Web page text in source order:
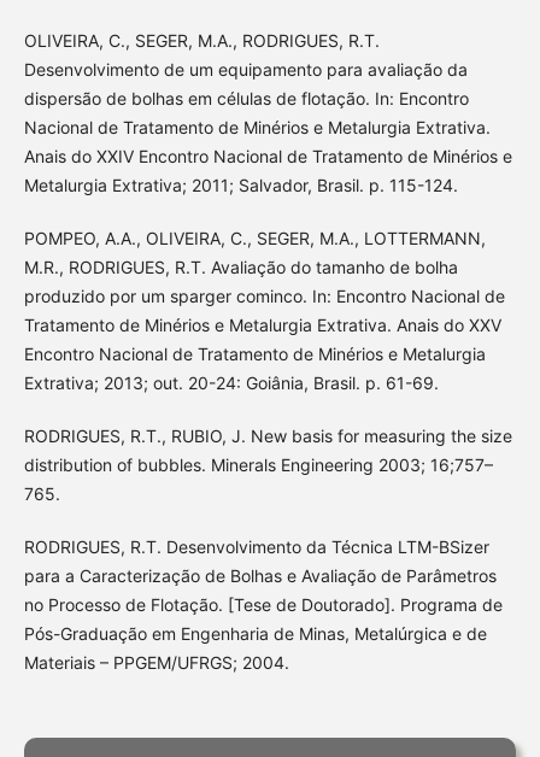
OLIVEIRA, C., SEGER, M.A., RODRIGUES, R.T.
Desenvolvimento de um equipamento para avaliação da
dispersão de bolhas em células de flotação. In: Encontro
Nacional de Tratamento de Minérios e Metalurgia Extrativa.
Anais do XXIV Encontro Nacional de Tratamento de Minérios e
Metalurgia Extrativa; 2011; Salvador, Brasil. p. 115-124.
POMPEO, A.A., OLIVEIRA, C., SEGER, M.A., LOTTERMANN,
M.R., RODRIGUES, R.T. Avaliação do tamanho de bolha
produzido por um sparger cominco. In: Encontro Nacional de
Tratamento de Minérios e Metalurgia Extrativa. Anais do XXV
Encontro Nacional de Tratamento de Minérios e Metalurgia
Extrativa; 2013; out. 20-24: Goiânia, Brasil. p. 61-69.
RODRIGUES, R.T., RUBIO, J. New basis for measuring the size
distribution of bubbles. Minerals Engineering 2003; 16;757–
765.
RODRIGUES, R.T. Desenvolvimento da Técnica LTM-BSizer
para a Caracterização de Bolhas e Avaliação de Parâmetros
no Processo de Flotação. [Tese de Doutorado]. Programa de
Pós-Graduação em Engenharia de Minas, Metalúrgica e de
Materiais – PPGEM/UFRGS; 2004.